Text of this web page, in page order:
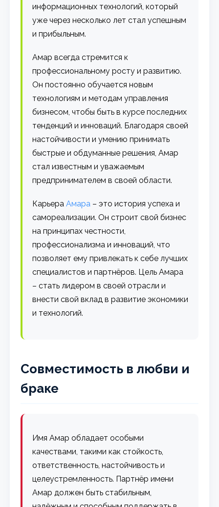
информационных технологий, который
уже через несколько лет стал успешным
и прибыльным.
Амар всегда стремится к
профессиональному росту и развитию.
Он постоянно обучается новым
технологиям и методам управления
бизнесом, чтобы быть в курсе последних
тенденций и инноваций. Благодаря своей
настойчивости и умению принимать
быстрые и обдуманные решения, Амар
стал известным и уважаемым
предпринимателем в своей области.
КарьераАмара – это история успеха и
самореализации. Он строит свой бизнес
на принципах честности,
профессионализма и инноваций, что
позволяет ему привлекать к себе лучших
специалистов и партнёров. Цель Амара
– стать лидером в своей отрасли и
внести свой вклад в развитие экономики
и технологий.
Совместимость в любви и
браке
Имя Амар обладает особыми
качествами, такими как стойкость,
ответственность, настойчивость и
целеустремленность. Партнёр имени
Амар должен быть стабильным,